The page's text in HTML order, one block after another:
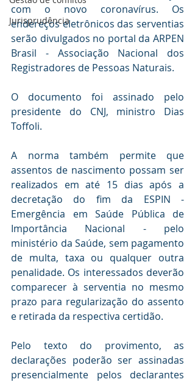
Jurisprudência
com o novo coronavírus. Os
endereços eletrônicos das serventias
serão divulgados no portal da ARPEN
Brasil - Associação Nacional dos
Registradores de Pessoas Naturais.
O documento foi assinado pelo
presidente do CNJ, ministro Dias
Toffoli.
A norma também permite que
assentos de nascimento possam ser
realizados em até 15 dias após a
decretação do fim da ESPIN -
Emergência em Saúde Pública de
Importância Nacional - pelo
ministério da Saúde, sem pagamento
de multa, taxa ou qualquer outra
penalidade. Os interessados deverão
comparecer à serventia no mesmo
prazo para regularização do assento
e retirada da respectiva certidão.
Pelo texto do provimento, as
declarações poderão ser assinadas
presencialmente pelos declarantes